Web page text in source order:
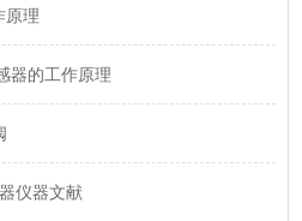
原理
器的工作原理
仪器文献